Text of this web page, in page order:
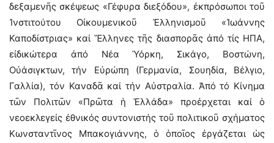
δεξαμενῆς σκέψεως «Γέφυρα διεξόδου», ἐκπρόσωποι τοῦ
Ἰνστιτούτου Οἰκουμενικοῦ Ἑλληνισμοῦ «Ἰωάννης
Καποδίστριας» καί Ἕλληνες τῆς διασπορᾶς ἀπό τίς ΗΠΑ,
εἰδικώτερα ἀπό Νέα Ὑόρκη, Σικάγο, Βοστώνη,
Οὐάσιγκτων, τήν Εὐρώπη (Γερμανία, Σουηδία, Βέλγιο,
Γαλλία), τόν Καναδᾶ καί τήν Αὐστραλία. Ἀπό τό Κίνημα
τῶν Πολιτῶν «Πρῶτα ἡ Ἑλλάδα» προέρχεται καί ὁ
νεοεκλεγείς ἐθνικός συντονιστής τοῦ πολιτικοῦ σχήματος
Κωνσταντῖνος Μπακογιάννης, ὁ ὁποῖος ἐργάζεται ὡς